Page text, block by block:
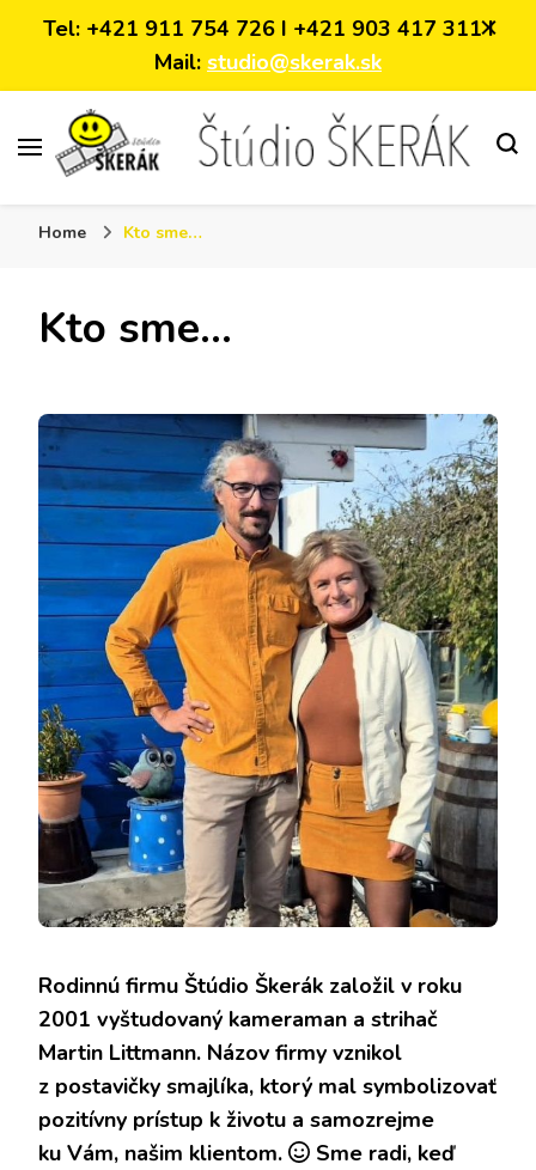
Tel: +421 911 754 726 I +421 903 417 311 I
Mail: studio@skerak.sk
Home Kto sme…
Kto sme…
Rodinnú firmu Štúdio Škerák založil v roku
2001 vyštudovaný kameraman a strihač
Martin Littmann. Názov firmy vznikol
z postavičky smajlíka, ktorý mal symbolizovať
pozitívny prístup k životu a samozrejme
ku Vám, našim klientom.
Sme radi, keď